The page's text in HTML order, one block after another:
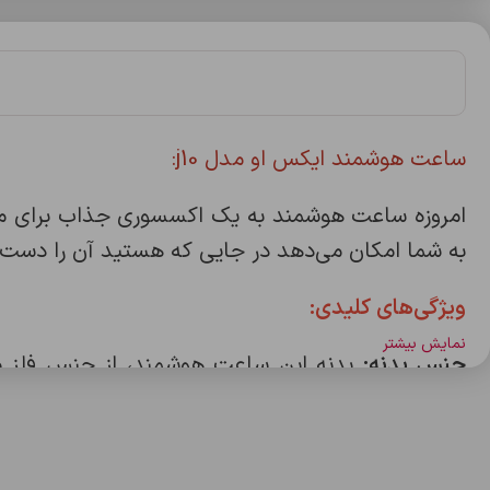
ساعت هوشمند ایکس او مدل j10:
به شما امکان می‌دهد در جایی که هستید آن را دست
ویژگی‌های کلیدی:
جنس بدنه: بدنه این ساعت هوشمند، از جنس فلز
دستگاه‌های هوشمند منجر میشود. فلز به دلیل
هوشمند شما در برابر استفاده روزمره و
هوشمند مانند سنسور ضربان قلب، به طور دقیقتر
نمایش بیشتر